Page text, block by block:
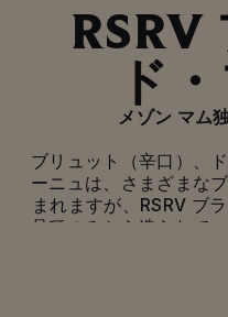
RSRV
ド
メゾン マム
ブリュット（辛口）、
ーニュは、さまざまな
まれますが、RSRV ブ
品種のみから造られて